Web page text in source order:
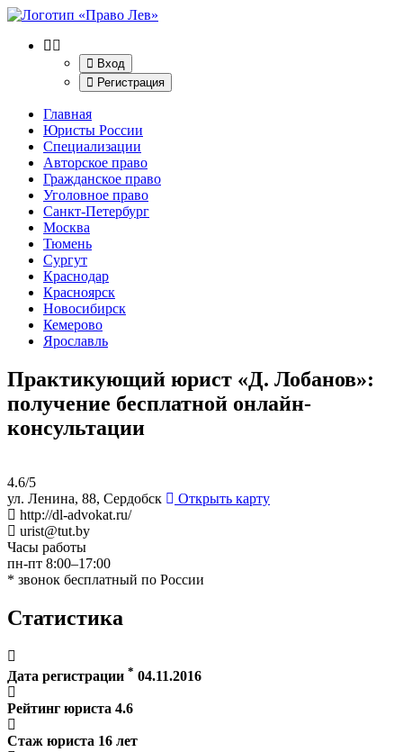
Вход
Регистрация
Главная
Юристы России
Специализации
Авторское право
Гражданское право
Уголовное право
Санкт-Петербург
Москва
Тюмень
Сургут
Краснодар
Красноярск
Новосибирск
Кемерово
Ярославль
Практикующий юрист «Д. Лобанов»:
получение бесплатной онлайн-
консультации
4.6/5
ул. Ленина, 88, Сердобск
Открыть карту
http://dl-advokat.ru/
urist@tut.by
Часы работы
пн-пт 8:00–17:00
* звонок бесплатный по России
Статистика
Дата регистрации * 04.11.2016
Рейтинг юриста 4.6
Стаж юриста 16 лет